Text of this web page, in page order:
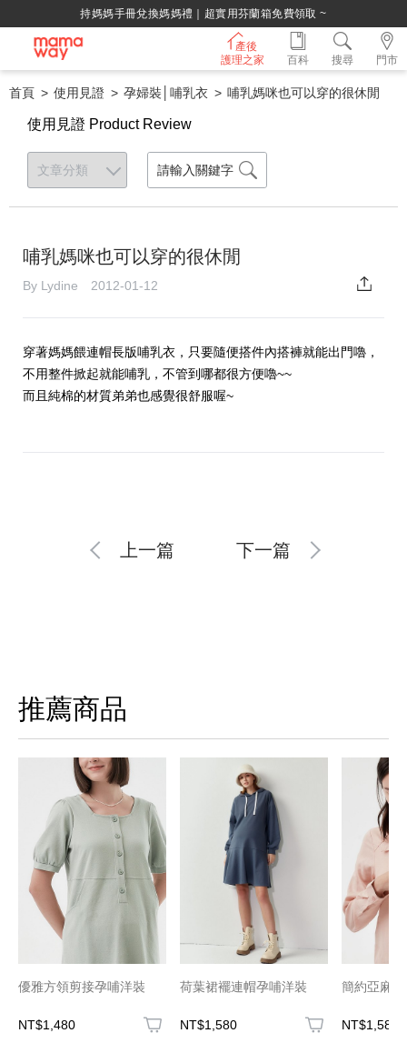
持媽媽手冊兌換媽媽禮｜超實用芬蘭箱免費領取 ~
產後
護理之家
門市
百科 搜尋
首頁 使用見證 孕婦裝│哺乳衣 哺乳媽咪也可以穿的很休閒
使用見證 Product Review
哺乳媽咪也可以穿的很休閒
By Lydine 2012-01-12
穿著媽媽餵連帽長版哺乳衣，只要隨便搭件內搭褲就能出門嚕，
不用整件掀起就能哺乳，不管到哪都很方便嚕~~
而且純棉的材質弟弟也感覺很舒服喔~
上一篇 下一篇
推薦商品
優雅方領剪接孕哺洋裝
NT$1,480
荷葉裙襬連帽孕哺洋裝
NT$1,580
簡約亞麻
NT$1,580